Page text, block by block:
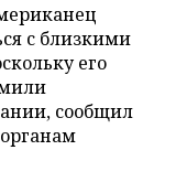
с близкими
его
сообщил